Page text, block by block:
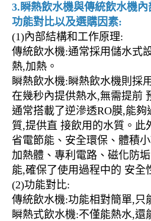
3.瞬熱飲水機與傳統飲水機內
功能對比以及選購因素:
(1)內部結構和工作原理:
傳統飲水機:通常採用儲水式
熱,加熱。
瞬熱飲水機:瞬熱飲水機則採
在幾秒內提供熱水,無需提前
通常搭載了逆滲透RO膜,能
質,提供直 接飲用的水質。此
省電節能、安全環保、體積
加熱體、專利電路、磁化防
能,確保了使用過程中的 安全
(2)功能對比:
傳統飲水機:功能相對簡單,只
瞬熱式飲水機:不僅能熱水,還